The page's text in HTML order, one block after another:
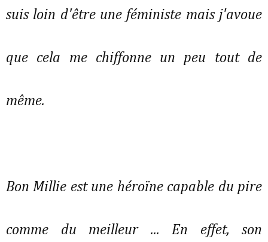
suis loin d'être une féministe mais j'avoue
que cela me chiffonne un peu tout de
même.
Bon Millie est une héroïne capable du pire
comme du meilleur ... En effet, son